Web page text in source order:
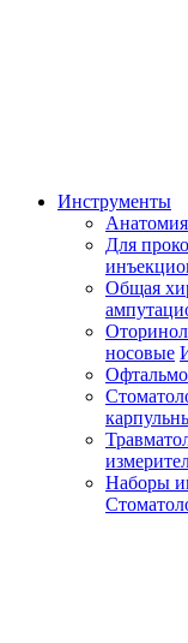
Инструменты
Анатомия
Для
Общая
носовые
Наборы